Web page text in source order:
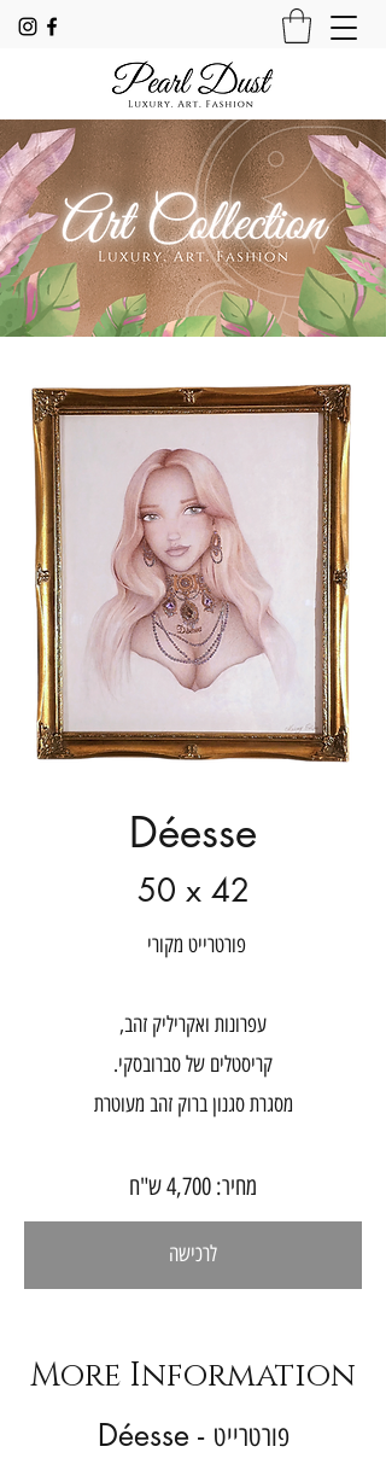
Déesse
50 x 42
פורטרייט מקורי
עפרונות ואקריליק זהב,
קריסטלים של סברובסקי.
מסגרת סגנון ברוק זהב מעוטרת
מחיר: 4,700 ש"ח
לרכישה
More Information
Déesse - פורטרייט